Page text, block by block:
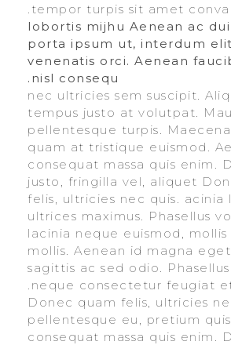
tempor turpis sit amet
lobortis mijhu Aenean ac
porta ipsum ut, interdum
venenatis orci. Aenean
nisl consequ.
nec ultricies sem suscipit.
tempus justo at volutpat.
pellentesque turpis.
quam at tristique euismod.
consequat massa quis enim.
justo, fringilla vel, aliquet
felis, ultricies nec quis. acinia
ultrices maximus. Phasellus
lacinia neque euismod,
mollis. Aenean id magna
sagittis ac sed odio.
neque consectetur feugiat et
Donec quam felis, ultricies
pellentesque eu, pretium
consequat massa quis enim.